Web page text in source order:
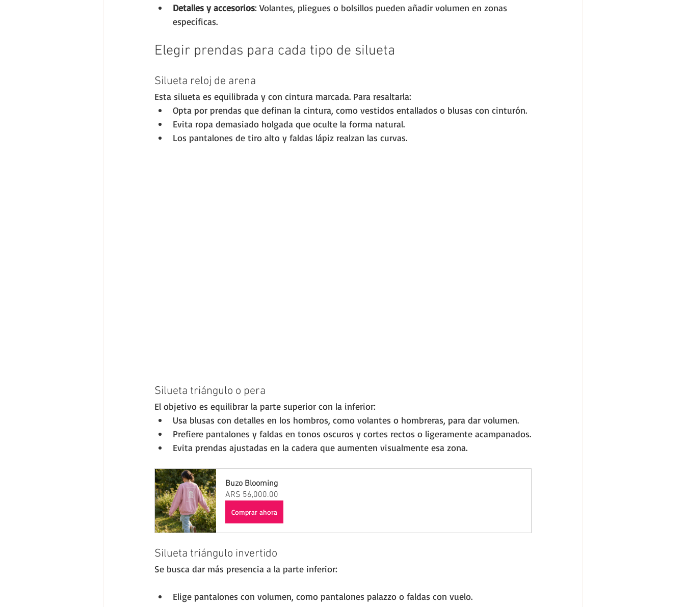
Detalles y accesorios: Volantes, pliegues o bolsillos pueden añadir volumen en zonas
específicas.
Elegir prendas para cada tipo de silueta
Silueta reloj de arena
Esta silueta es equilibrada y con cintura marcada. Para resaltarla:
Opta por prendas que definan la cintura, como vestidos entallados o blusas con cinturón.
Evita ropa demasiado holgada que oculte la forma natural.
Los pantalones de tiro alto y faldas lápiz realzan las curvas.
Silueta triángulo o pera
El objetivo es equilibrar la parte superior con la inferior:
Usa blusas con detalles en los hombros, como volantes o hombreras, para dar volumen.
Prefiere pantalones y faldas en tonos oscuros y cortes rectos o ligeramente acampanados.
Evita prendas ajustadas en la cadera que aumenten visualmente esa zona.
Buzo Blooming
ARS 56,000.00
Comprar ahora
Silueta triángulo invertido
Se busca dar más presencia a la parte inferior:
Elige pantalones con volumen, como pantalones palazzo o faldas con vuelo.